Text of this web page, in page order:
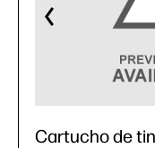
Cartucho de